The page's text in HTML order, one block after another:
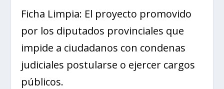
Ficha Limpia: El proyecto promovido
por los diputados provinciales que
impide a ciudadanos con condenas
judiciales postularse o ejercer cargos
públicos.